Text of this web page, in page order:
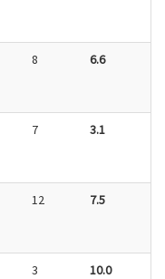
8 6.6
7 3.1
12 7.5
3 10.0